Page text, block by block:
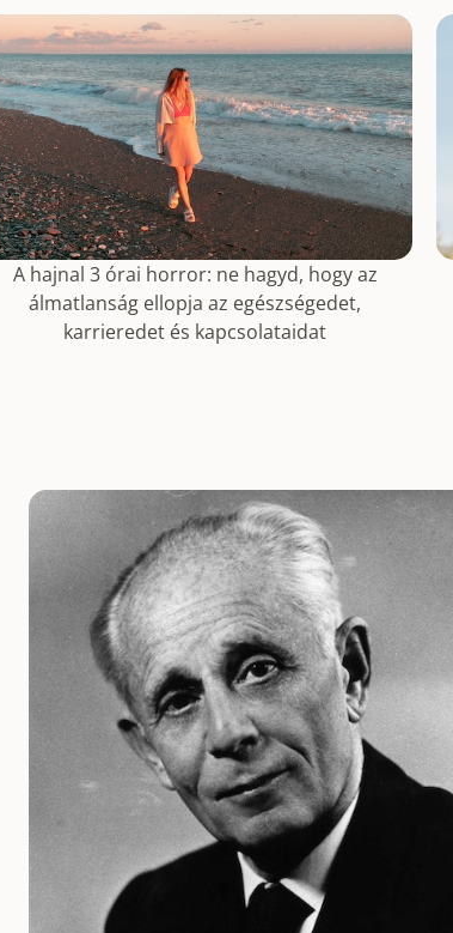
A hajnal 3 órai horror: ne hagyd, hogy az
álmatlanság ellopja az egészségedet,
karrieredet és kapcsolataidat